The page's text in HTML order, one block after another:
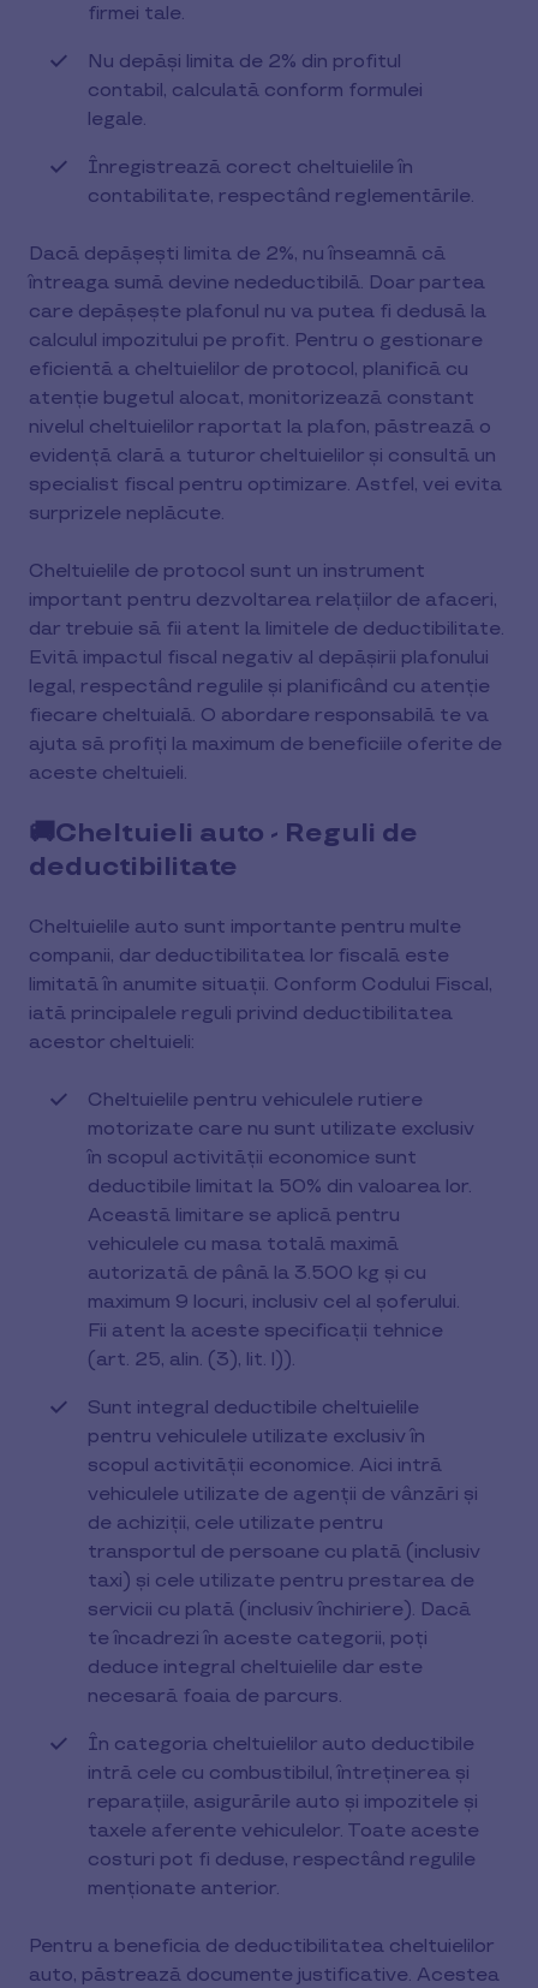
firmei tale.
Nu depăși limita de 2% din profitul
contabil, calculată conform formulei
legale.
Înregistrează corect cheltuielile în
contabilitate, respectând reglementările.
Dacă depășești limita de 2%, nu înseamnă că
întreaga sumă devine nedeductibilă. Doar partea
care depășește plafonul nu va putea fi dedusă la
calculul impozitului pe profit. Pentru o gestionare
eficientă a cheltuielilor de protocol, planifică cu
atenție bugetul alocat, monitorizează constant
nivelul cheltuielilor raportat la plafon, păstrează o
evidență clară a tuturor cheltuielilor și consultă un
specialist fiscal pentru optimizare. Astfel, vei evita
surprizele neplăcute.
Cheltuielile de protocol sunt un instrument
important pentru dezvoltarea relațiilor de afaceri,
dar trebuie să fii atent la limitele de deductibilitate.
Evită impactul fiscal negativ al depășirii plafonului
legal, respectând regulile și planificând cu atenție
fiecare cheltuială. O abordare responsabilă te va
ajuta să profiți la maximum de beneficiile oferite de
aceste cheltuieli.
🚚Cheltuieli auto - Reguli de
deductibilitate
Cheltuielile auto sunt importante pentru multe
companii, dar deductibilitatea lor fiscală este
limitată în anumite situații. Conform Codului Fiscal,
iată principalele reguli privind deductibilitatea
acestor cheltuieli:
Cheltuielile pentru vehiculele rutiere
motorizate care nu sunt utilizate exclusiv
în scopul activității economice sunt
deductibile limitat la 50% din valoarea lor.
Această limitare se aplică pentru
vehiculele cu masa totală maximă
autorizată de până la 3.500 kg și cu
maximum 9 locuri, inclusiv cel al șoferului.
Fii atent la aceste specificații tehnice
(art. 25, alin. (3), lit. l)).
Sunt integral deductibile cheltuielile
pentru vehiculele utilizate exclusiv în
scopul activității economice. Aici intră
vehiculele utilizate de agenții de vânzări și
de achiziții, cele utilizate pentru
transportul de persoane cu plată (inclusiv
taxi) și cele utilizate pentru prestarea de
servicii cu plată (inclusiv închiriere). Dacă
te încadrezi în aceste categorii, poți
deduce integral cheltuielile dar este
necesară foaia de parcurs.
În categoria cheltuielilor auto deductibile
intră cele cu combustibilul, întreținerea și
reparațiile, asigurările auto și impozitele și
taxele aferente vehiculelor. Toate aceste
costuri pot fi deduse, respectând regulile
menționate anterior.
Pentru a beneficia de deductibilitatea cheltuielilor
auto, păstrează documente justificative. Acestea